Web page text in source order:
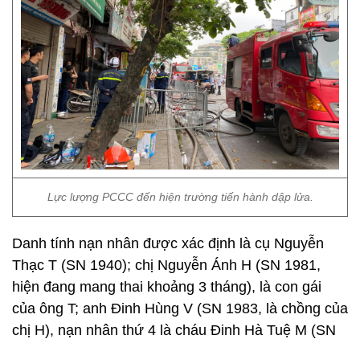
Lực lượng PCCC đến hiện trường tiến hành dập lửa.
Danh tính nạn nhân được xác định là cụ Nguyễn
Thạc T (SN 1940); chị Nguyễn Ánh H (SN 1981,
hiện đang mang thai khoảng 3 tháng), là con gái
của ông T; anh Đinh Hùng V (SN 1983, là chồng của
chị H), nạn nhân thứ 4 là cháu Đinh Hà Tuệ M (SN